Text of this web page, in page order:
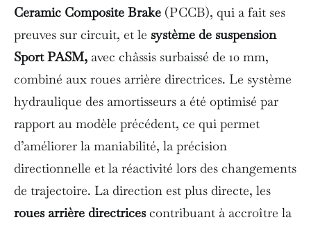
Ceramic Composite Brake (PCCB), qui a fait ses
preuves sur circuit, et le système de suspension
Sport PASM, avec châssis surbaissé de 10 mm,
combiné aux roues arrière directrices. Le système
hydraulique des amortisseurs a été optimisé par
rapport au modèle précédent, ce qui permet
d’améliorer la maniabilité, la précision
directionnelle et la réactivité lors des changements
de trajectoire. La direction est plus directe, les
roues arrière directricescontribuant à accroître la